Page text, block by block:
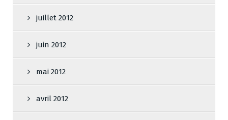
juillet 2012
juin 2012
mai 2012
avril 2012